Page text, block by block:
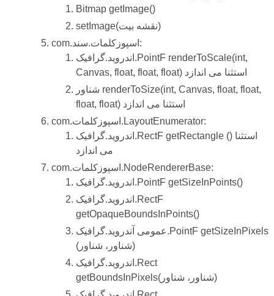
Bitmap getImage()
setImage(نقشه بیت)
com.اسپوزکلمات.سند:
اندروید.گرافیک.PointF renderToScale(int,
Canvas, float, float, float) استثنا می اندازد
شناور renderToSize(int, Canvas, float, float,
float, float) استثنا می اندازد
com.اسپوزکلمات.LayoutEnumerator:
اندروید.گرافیک.RectF getRectangle () استثنا
می اندازد
com.اسپوزکلمات.NodeRendererBase:
اندروید.گرافیک.PointF getSizeInPoints()
اندروید.گرافیک.RectF
getOpaqueBoundsInPoints()
عمومی آندروید.گرافیک.PointF getSizeInPixels
(شناور، شناور)
اندروید.گرافیک.Rect
getBoundsInPixels(شناور، شناور)